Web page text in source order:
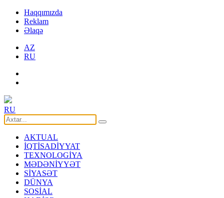
Haqqımızda
Reklam
Əlaqə
AZ
RU
RU
AKTUAL
İQTİSADİYYAT
TEXNOLOGİYA
MƏDƏNİYYƏT
SİYASƏT
DÜNYA
SOSİAL